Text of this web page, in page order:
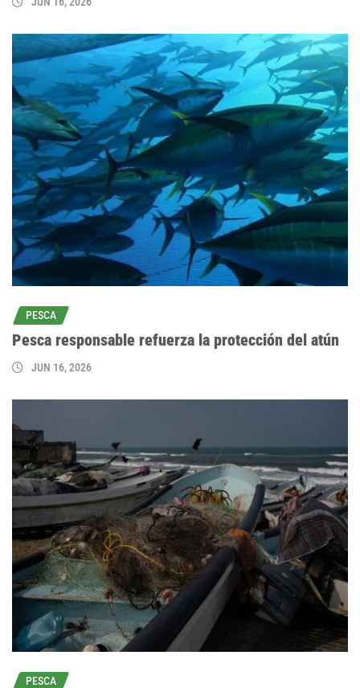
PESCA
Pesca responsable refuerza la protección del atún
JUN 16, 2026
PESCA